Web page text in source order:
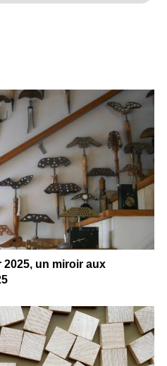
2025, un miroir aux